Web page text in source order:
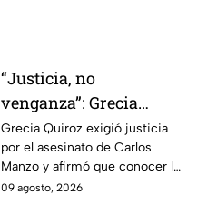
“Justicia, no
venganza”: Grecia
Quiroz exige esclarecer
el asesinato de Carlos
Manzo
Grecia Quiroz exigió justicia
por el asesinato de Carlos
Manzo y afirmó que conocer la
verdad es indispensable para
09 agosto, 2026